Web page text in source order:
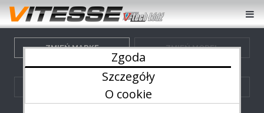
Zgoda
Szczegóły
O cookie
ZMIEŃ MARKĘ ZMIEŃ MODEL